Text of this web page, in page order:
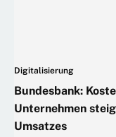
Digitalisierung
Bundesbank:
Unternehmen
Umsatzes